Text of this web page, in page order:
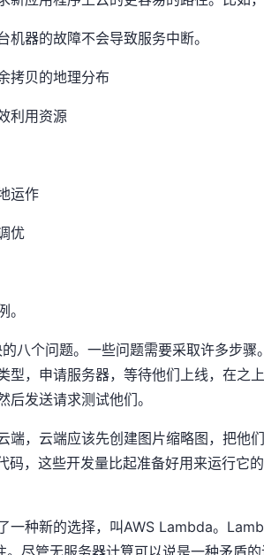
器的故障不会导致服务中断。
拷贝的地理分布
利用资源
运作
优
八个问题。一些问题需要采取许多步骤
型，申请服务器，等待他们上线，在之
发送请求测试他们。
端，云端应该先创建图片缩略图，把他
，这些开发量比起准备好用来运行它
一种新的选择，叫AWS Lambda。
尽管无服务器计算可以说是一种矛盾